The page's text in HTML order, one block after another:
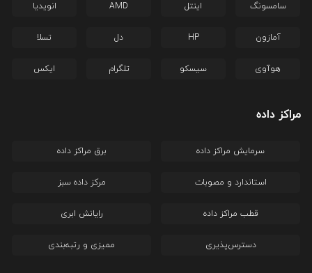
سامسونگ اینتل AMD انویدیا
آمازون HP دل تسلا
هوآوی سیسکو تلگرام ایکس
مراکز داده
سرمایش مراکز داده برق مراکز داده
استاندارد و مصوبات مرکز داده سبز
قطب مراکز داده رایانش ابری
دسترس‌پذیری ممیزی و رتبه‌بندی